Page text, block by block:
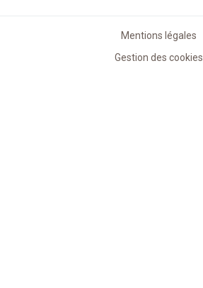
Mentions légales
Gestion des cookies